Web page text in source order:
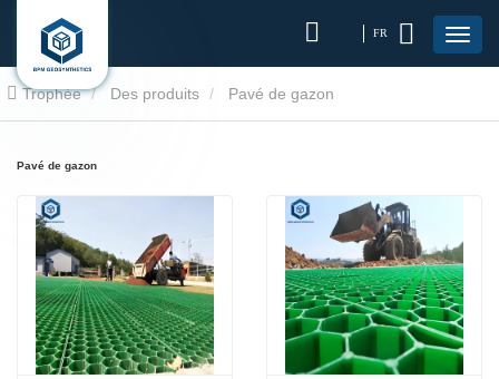
FR
Trophée Des produits Pavé de gazon
Pavé de gazon